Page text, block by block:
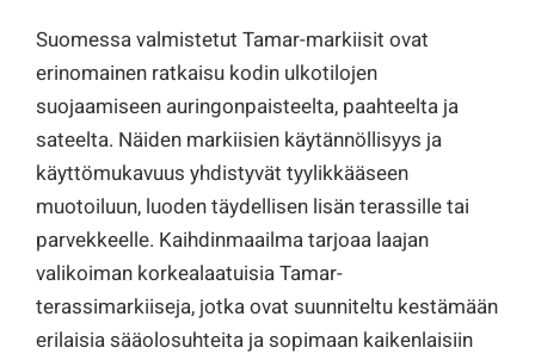
Suomessa valmistetut Tamar-markiisit ovat
erinomainen ratkaisu kodin ulkotilojen
suojaamiseen auringonpaisteelta, paahteelta ja
sateelta. Näiden markiisien käytännöllisyys ja
käyttömukavuus yhdistyvät tyylikkääseen
muotoiluun, luoden täydellisen lisän terassille tai
parvekkeelle. Kaihdinmaailma tarjoaa laajan
valikoiman korkealaatuisia Tamar-
terassimarkiiseja, jotka ovat suunniteltu kestämään
erilaisia sääolosuhteita ja sopimaan kaikenlaisiin